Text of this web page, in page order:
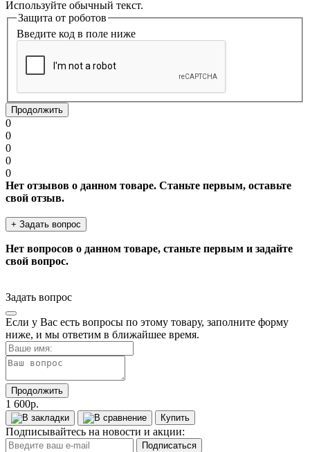
Используйте обычный текст.
Защита от роботов
Введите код в поле ниже
Продолжить
0
0
0
0
0
Нет отзывов о данном товаре. Станьте первым, оставьте
свой отзыв.
+ Задать вопрос
Нет вопросов о данном товаре, станьте первым и задайте
свой вопрос.
Задать вопрос
Если у Вас есть вопросы по этому товару, заполните форму
ниже, и мы ответим в ближайшее время.
Продолжить
1 600р.
Купить
Подписывайтесь на новости и акции:
Подписаться